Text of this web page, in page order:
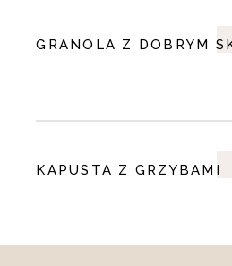
GRANOLA Z DOBRYM
KAPUSTA Z GRZYBAMI